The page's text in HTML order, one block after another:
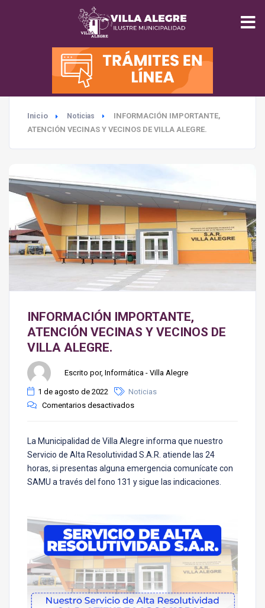
INICIO
MUNICIPALIDAD
SEGURIDAD
SALUD
TURISMO
MEDIO AMBIENTE
Inicio Noticias
INFORMACIÓN IMPORTANTE,
ATENCIÓN VECINAS Y VECINOS DE VILLA ALEGRE.
INFORMACIÓN IMPORTANTE,
ATENCIÓN VECINAS Y VECINOS DE
VILLA ALEGRE.
Escrito por, Informática - Villa Alegre
1 de agosto de 2022
Noticias
Comentarios desactivados
La Municipalidad de Villa Alegre informa que nuestro
Servicio de Alta Resolutividad S.A.R. atiende las 24
horas, si presentas alguna emergencia comunícate con
SAMU a través del fono 131 y sigue las indicaciones.